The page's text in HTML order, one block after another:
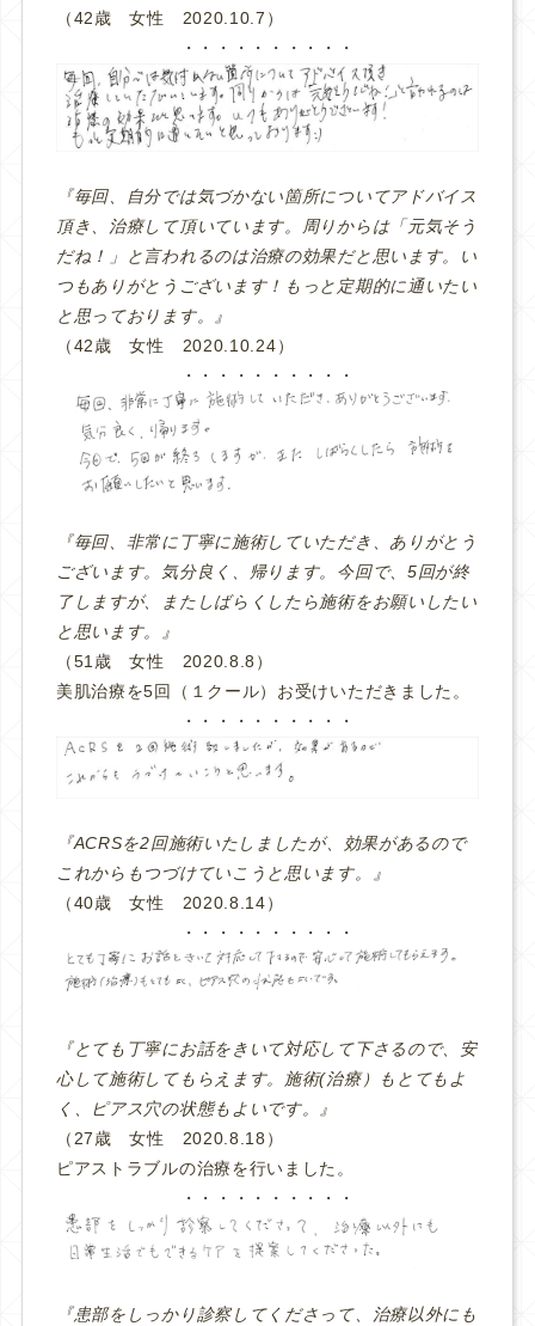
（42歳 女性 2020.10.7）
・・・・・・・・・・
『毎回、自分では気づかない箇所についてアドバイス
頂き、治療して頂いています。周りからは「元気そう
だね！」と言われるのは治療の効果だと思います。い
つもありがとうございます！もっと定期的に通いたい
と思っております。』
（42歳 女性 2020.10.24）
・・・・・・・・・・
『毎回、非常に丁寧に施術していただき、ありがとう
ございます。気分良く、帰ります。今回で、5回が終
了しますが、またしばらくしたら施術をお願いしたい
と思います。』
（51歳 女性 2020.8.8）
美肌治療を5回（１クール）お受けいただきました。
・・・・・・・・・・
『ACRSを2回施術いたしましたが、効果があるので
これからもつづけていこうと思います。』
（40歳 女性 2020.8.14）
・・・・・・・・・・
『とても丁寧にお話をきいて対応して下さるので、安
心して施術してもらえます。施術(治療）もとてもよ
く、ピアス穴の状態もよいです。』
（27歳 女性 2020.8.18）
ピアストラブルの治療を行いました。
・・・・・・・・・・
『患部をしっかり診察してくださって、治療以外にも